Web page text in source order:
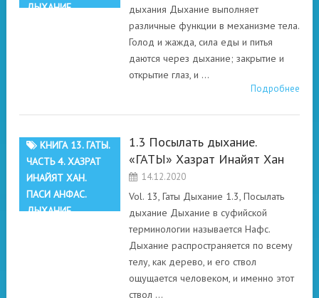
ДЫХАНИЕ
дыхания Дыхание выполняет
различные функции в механизме тела.
Голод и жажда, сила еды и питья
даются через дыхание; закрытие и
открытие глаз, и …
Подробнее
КНИГА 13. ГАТЫ.
ЧАСТЬ 4. ХАЗРАТ
ИНАЙЯТ ХАН.
ПАСИ АНФАС.
ДЫХАНИЕ
1.3 Посылать дыхание.
«ГАТЫ» Хазрат Инайят Хан
14.12.2020
Vol. 13, Гаты Дыхание 1.3, Посылать
дыхание Дыхание в суфийской
терминологии называется Нафс.
Дыхание распространяется по всему
телу, как дерево, и его ствол
ощущается человеком, и именно этот
ствол …